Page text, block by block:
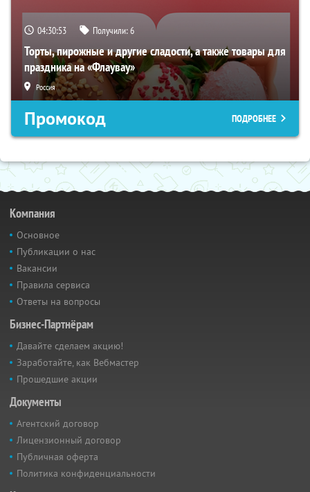
04:30:52 Получили:6
Торты, пирожные и другие сладости, а также товары для
праздника на «Флаувау»
Россия
Промокод ПОДРОБНЕЕ
Компания
Основное
Публикации о нас
Вакансии
Правила сервиса
Ответы на вопросы
Бизнес-Партнёрам
Давайте сделаем акцию!
Заработайте, как Вебмастер
Прошедшие акции
Документы
Агентский договор
Лицензионный договор
Публичная оферта
Политика конфиденциальности